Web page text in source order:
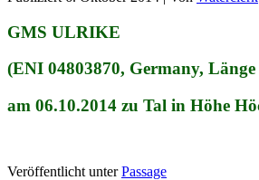
GMS ULRIKE
(ENI 04803870, Germany,
am 06.10.2014 zu Tal in Höhe
Veröffentlicht unter Passage